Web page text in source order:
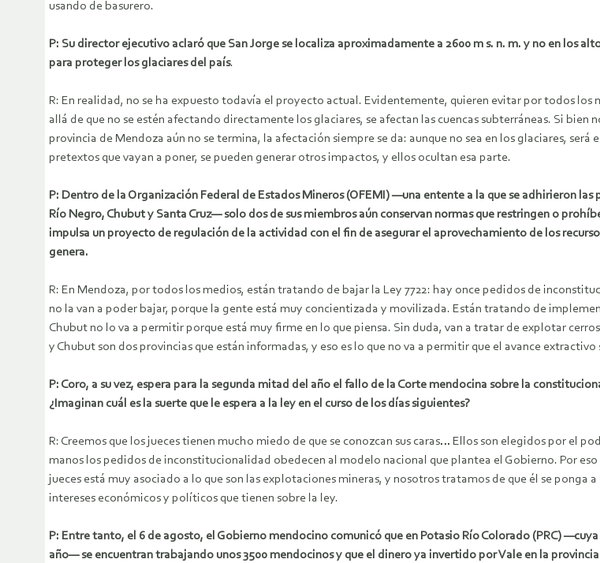
usando de basurero.
P: Su director ejecutivo aclaró que San Jorge se localiza aproximadamente a 2600 m s. n. m. y no en los
para proteger los glaciares del país.
R: En realidad, no se ha expuesto todavía el proyecto actual. Evidentemente, quieren evitar por todos los
allá de que no se estén afectando directamente los glaciares, se afectan las cuencas subterráneas. Si bien
provincia de Mendoza aún no se termina, la afectación siempre se da: aunque no sea en los glaciares,
pretextos que vayan a poner, se pueden generar otros impactos, y ellos ocultan esa parte.
P: Dentro de la Organización Federal de Estados Mineros (OFEMI) —una entente a la que se adhirieron
Río Negro, Chubut y Santa Cruz— solo dos de sus miembros aún conservan normas que restringen o
impulsa un proyecto de regulación de la actividad con el fin de asegurar el aprovechamiento de los
genera.
R: En Mendoza, por todos los medios, están tratando de bajar la Ley 7722: hay once pedidos de
no la van a poder bajar, porque la gente está muy concientizada y movilizada. Están tratando de
Chubut no lo va a permitir porque está muy firme en lo que piensa. Sin duda, van a tratar de explotar
y Chubut son dos provincias que están informadas, y eso es lo que no va a permitir que el avance extractivo
P: Coro, a su vez, espera para la segunda mitad del año el fallo de la Corte mendocina sobre la
¿Imaginan cuál es la suerte que le espera a la ley en el curso de los días siguientes?
R: Creemos que los jueces tienen mucho miedo de que se conozcan sus caras… Ellos son elegidos por el
manos los pedidos de inconstitucionalidad obedecen al modelo nacional que plantea el Gobierno. Por
jueces está muy asociado a lo que son las explotaciones mineras, y nosotros tratamos de que él se
intereses económicos y políticos que tienen sobre la ley.
P: Entre tanto, el 6 de agosto, el Gobierno mendocino comunicó que en Potasio Río Colorado (PRC)
año— se encuentran trabajando unos 3500 mendocinos y que el dinero ya invertido por Vale en la